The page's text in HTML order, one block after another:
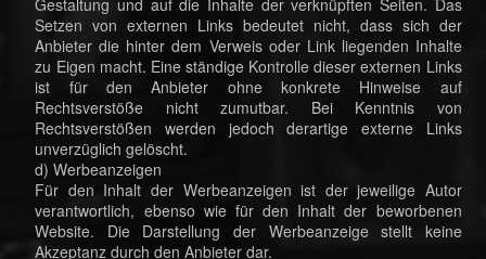
Setzen von externen Links bedeutet nicht, dass sich der
Anbieter die hinter dem Verweis oder Link liegenden Inhalte
zu Eigen macht. Eine ständige Kontrolle dieser externen Links
ist für den Anbieter ohne konkrete Hinweise auf
Rechtsverstöße nicht zumutbar. Bei Kenntnis von
Rechtsverstößen werden jedoch derartige externe Links
unverzüglich gelöscht.
d) Werbeanzeigen
Für den Inhalt der Werbeanzeigen ist der jeweilige Autor
verantwortlich, ebenso wie für den Inhalt der beworbenen
Website. Die Darstellung der Werbeanzeige stellt keine
Akzeptanz durch den Anbieter dar.